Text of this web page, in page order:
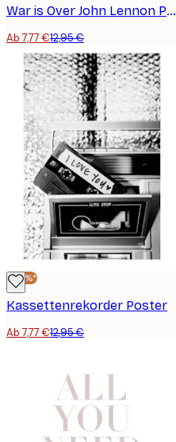
War is Over John Lennon Poster
Ab 7,77 €12,95 €
-40%*
Kassettenrekorder Poster
Ab 7,77 €12,95 €